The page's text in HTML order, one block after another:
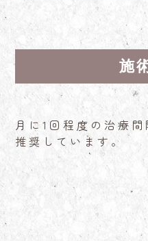
施
月に1回程度の治療
推奨しています。